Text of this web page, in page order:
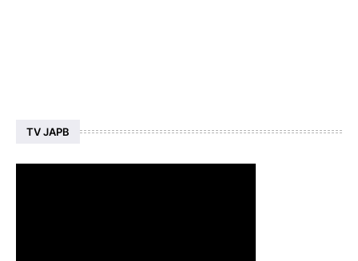
TV JAPB